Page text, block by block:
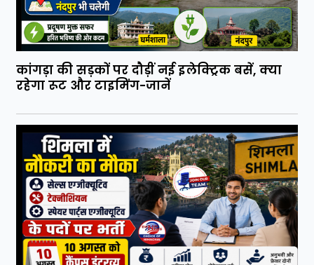
कांगड़ा की सड़कों पर दौड़ीं नई इलेक्ट्रिक बसें, क्या
रहेगा रूट और टाइमिंग-जानें